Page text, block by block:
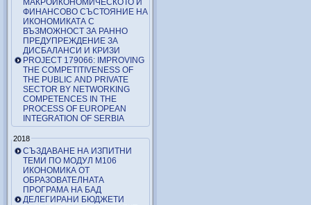
ФИНАНСОВО СЪСТОЯНИЕ НА
ИКОНОМИКАТА С
ВЪЗМОЖНОСТ ЗА РАННО
ПРЕДУПРЕЖДЕНИЕ ЗА
ДИСБАЛАНСИ И КРИЗИ
PROJECT 179066: IMPROVING
THE COMPETITIVENESS OF
THE PUBLIC AND PRIVATE
SECTOR BY NETWORKING
COMPETENCES IN THE
PROCESS OF EUROPEAN
INTEGRATION OF SERBIA
2018
СЪЗДАВАНЕ НА ИЗПИТНИ
ТЕМИ ПО МОДУЛ М106
ИКОНОМИКА ОТ
ОБРАЗОВАТЕЛНАТА
ПРОГРАМА НА БАД
ДЕЛЕГИРАНИ БЮДЖЕТИ